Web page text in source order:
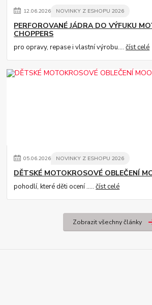
12.06.2026 NOVINKY Z ESHOPU 2026
PERFOROVANÉ JÁDRA DO VÝFUKU
CHOPPERS
pro opravy, repase i vlastní výrobu....číst celé
05.06.2026 NOVINKY Z ESHOPU 2026
DĚTSKÉ MOTOKROSOVÉ OBLEČENÍ
pohodlí, které děti ocení .....číst celé
Zobrazit všechny články